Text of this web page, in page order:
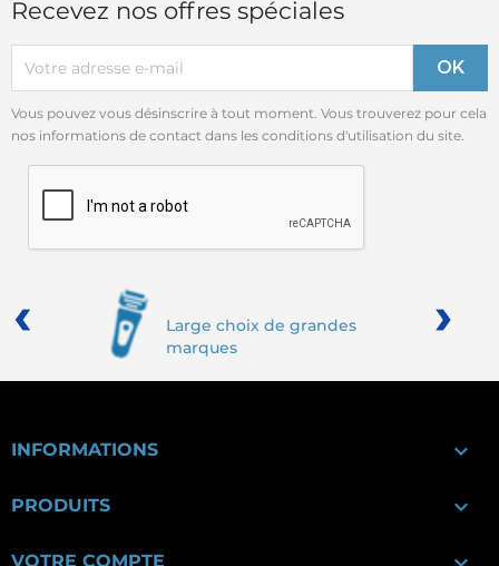
Recevez nos offres spéciales
Vous pouvez vous désinscrire à tout moment. Vous trouverez pour cela
nos informations de contact dans les conditions d'utilisation du site.
Large choix de grandes
marques
‹ ›
INFORMATIONS 
PRODUITS 
VOTRE COMPTE